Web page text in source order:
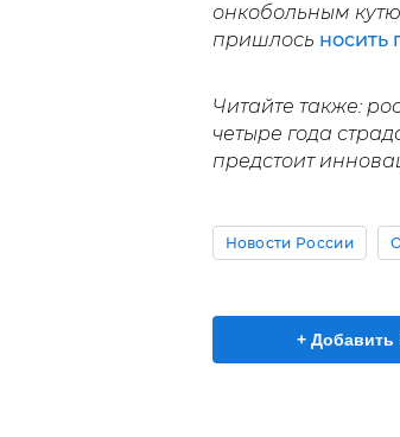
онкобольным
пришлось носить
Читайте также:
четыре года
предстоит
Новости России
+ Добавить